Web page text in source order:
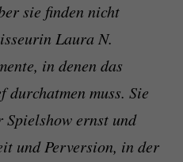
sie finden nicht
Laura N.
in denen das
muss. Sie
Spielshow ernst und
und Perversion, in der